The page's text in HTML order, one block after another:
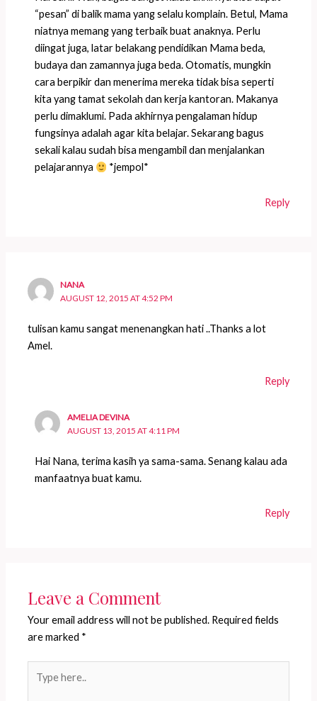
“pesan” di balik mama yang selalu komplain. Betul, Mama
niatnya memang yang terbaik buat anaknya. Perlu
diingat juga, latar belakang pendidikan Mama beda,
budaya dan zamannya juga beda. Otomatis, mungkin
cara berpikir dan menerima mereka tidak bisa seperti
kita yang tamat sekolah dan kerja kantoran. Makanya
perlu dimaklumi. Pada akhirnya pengalaman hidup
fungsinya adalah agar kita belajar. Sekarang bagus
sekali kalau sudah bisa mengambil dan menjalankan
pelajarannya
*jempol*
Reply
NANA
AUGUST 12, 2015 AT 4:52 PM
tulisan kamu sangat menenangkan hati ..Thanks a lot
Amel.
Reply
AMELIA DEVINA
AUGUST 13, 2015 AT 4:11 PM
Hai Nana, terima kasih ya sama-sama. Senang kalau ada
manfaatnya buat kamu.
Reply
Leave a Comment
Your email address will not be published. Required fields
are marked *
here..